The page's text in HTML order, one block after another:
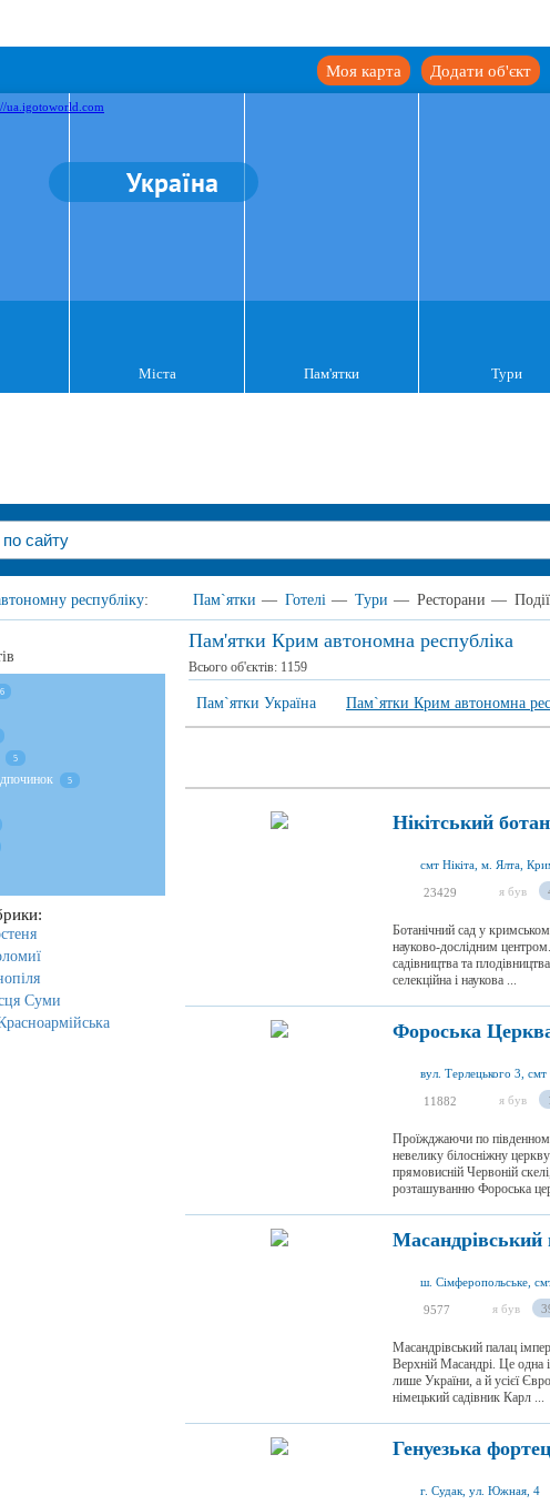
Додати об'єкт
Моя карта
Україна
Міста Пам'ятки Тури
республіку: Пам`ятки — Готелі — Тури — Ресторани — Події
Пам'ятки Крим автономна республіка
Всього об'єктів: 1159
Пам`ятки Україна Пам`ятки Крим автономна
Нікітський
смт Нікіта, м. Ялта,
23429 я був
Ботанічний сад у
науково-дослідним
садівництва та
селекційна і наукова ...
Фороська
11882 я був
Проїжджаючи по
невелику білосніжну
прямовисній Червоній
розташуванню Фороська
Масандрівський
ш. Сімферопольське,
9577 я був
Масандрівський палац
Верхній Масандрі. Це одна
лише України, а й усієї
німецький садівник Карл ...
Генуезька
г. Судак, ул. Южная, 4
5
5
Суми